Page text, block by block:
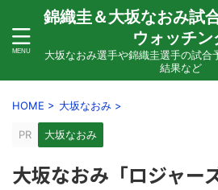
錦織圭＆大坂なおみ試
ウォッチン
大坂なおみ選手や錦織圭選手の試合
結果など
HOME > 大坂なおみ >
PR 大坂なおみ
大坂なおみ「ロジャー